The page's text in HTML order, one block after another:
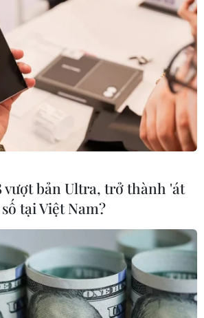
vượt bản Ultra, trở thành 'át
tại Việt Nam?